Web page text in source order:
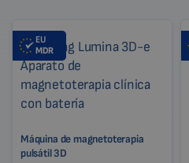
EU
MDR
Máquina de magnetoterapia
pulsátil 3D